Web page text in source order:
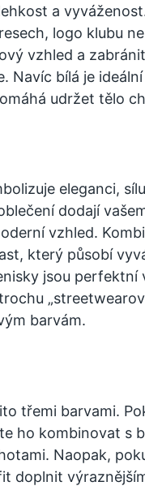
a
logo klubu
vzhled a
Navíc bílá je
udržet tělo
eleganci,
dodají
vzhled.
který působí
jsou perfektní
barvám.
třemi barvami.
ho kombinovat s
Naopak,
doplnit